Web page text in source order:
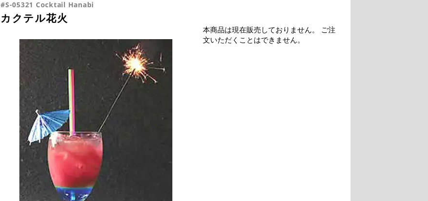
#S-05321 Cocktail Hanabi
カクテル花火
本商品は現在販売しておりません。 ご注
文いただくことはできません。